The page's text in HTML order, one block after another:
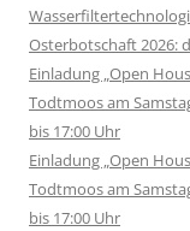
Osterbotschaft 2026:
Einladung „Open
Todtmoos am
bis 17:00 Uhr
Einladung „Open
Todtmoos am
bis 17:00 Uhr